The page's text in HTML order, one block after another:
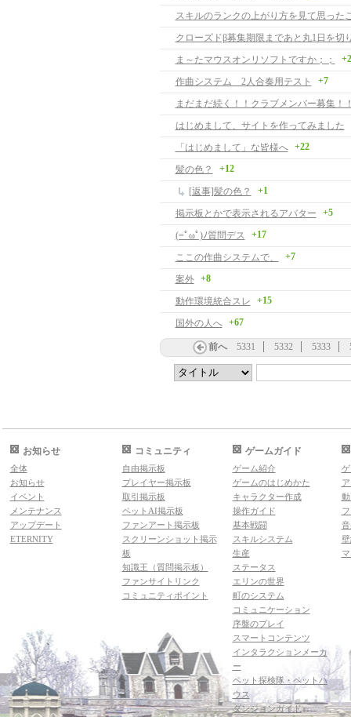
クローズドβ募集期限まであと丸1日を切
ま～たマウスオンリソフトですか；；
作曲システム 2人合奏用テスト +7
まだまだ続く！！クラブメンバー募集！
はじめまして、サイトを作ってみました
「はじめまして」な皆様へ +22
髪の色？ +12
[返事]髪の色？ +1
掲示板とかで表示されるアバター +5
(=ﾟωﾟ)ﾉ質問デス +17
ここの作曲システムで、 +7
案外 +8
動作環境統合スレ +15
国外の人へ +67
前へ 5331 5332 5333
お知らせ
全体
お知らせ
イベント
メンテナンス
アップデート
ETERNITY
コミュニティ
自由掲示板
プレイヤー掲示板
取引掲示板
ペットAI掲示板
ファンアート掲示板
スクリーンショット掲示
板
知識王（質問掲示板）
ファンサイトリンク
コミュニティポイント
ゲームガイド
ゲーム紹介
ゲームのはじめかた
キャラクター作成
操作ガイド
基本戦闘
スキルシステム
生産
ステータス
エリンの世界
町のシステム
コミュニケーション
序盤のプレイ
スマートコンテンツ
インタラクションメーカ
ー
ペット探検隊・ペットハ
ウス
ダンジョンガイド